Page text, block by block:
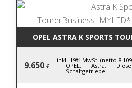
OPEL ASTRA K SPORTS
9.650 €
inkl. 19% MwSt. (netto
OPEL, Astra,
Schaltgetriebe